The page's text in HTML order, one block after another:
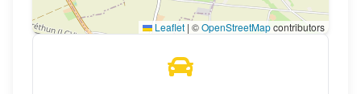
Leaflet | ©OpenStreetMapcontributors